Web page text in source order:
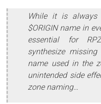
While it is
$ORIGIN name in
essential for
synthesize
name used in the
unintended side
zone naming…